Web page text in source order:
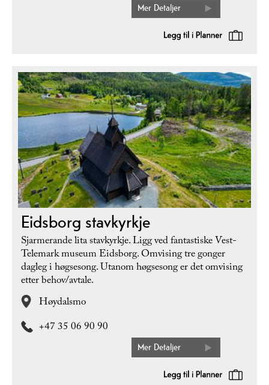
Mer Detaljer
Eidsborg stavkyrkje
Sjarmerande lita stavkyrkje. Ligg ved fantastiske Vest-
Telemark museum Eidsborg. Omvising tre gonger
dagleg i høgsesong. Utanom høgsesong er det omvising
etter behov/avtale.
Høydalsmo
+47 35 06 90 90
Mer Detaljer